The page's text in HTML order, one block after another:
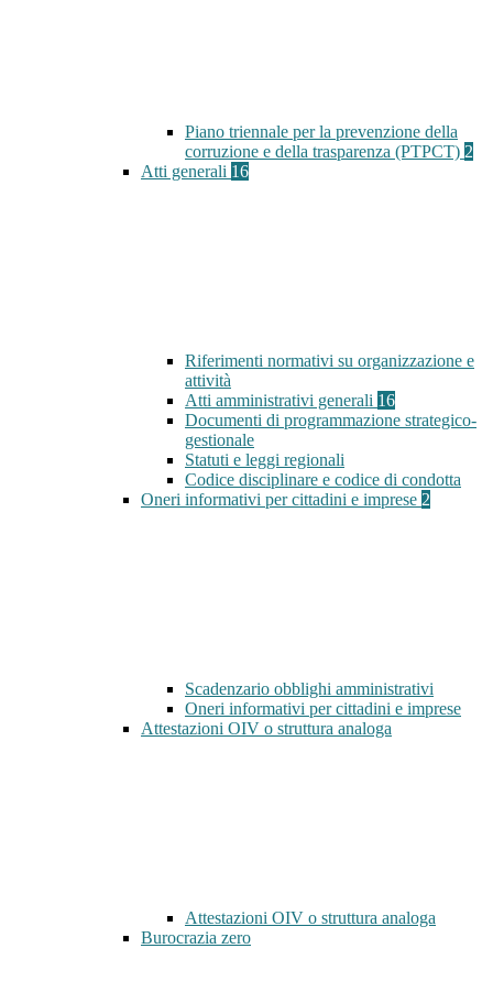
Piano triennale per la prevenzione della
corruzione e della trasparenza (PTPCT) 2
Atti generali 16
Riferimenti normativi su organizzazione e
attività
Atti amministrativi generali 16
Documenti di programmazione strategico-
gestionale
Statuti e leggi regionali
Codice disciplinare e codice di condotta
Oneri informativi per cittadini e imprese 2
Scadenzario obblighi amministrativi
Oneri informativi per cittadini e imprese
Attestazioni OIV o struttura analoga
Attestazioni OIV o struttura analoga
Burocrazia zero